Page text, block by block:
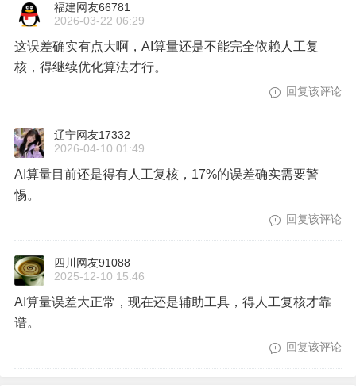
福建网友66781
2026-03-22 06:29
这误差确实有点大啊，AI算量还是不能完全依赖人工复
核，得继续优化算法才行。
回复该评论
辽宁网友17332
2026-04-10 01:49
AI算量目前还是得有人工复核，17%的误差确实需要警
惕。
回复该评论
四川网友91088
2025-12-10 15:46
AI算量误差大正常，现在还是辅助工具，得人工复核才靠
谱。
回复该评论